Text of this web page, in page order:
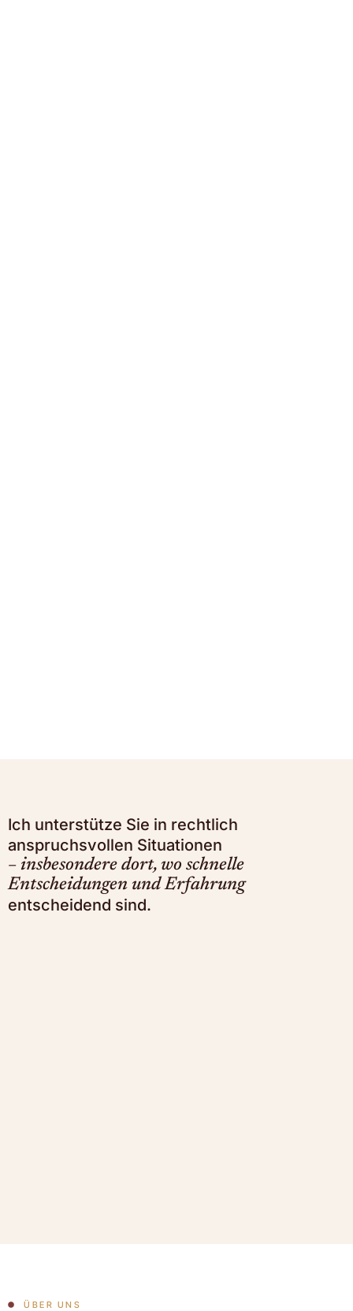
Ich unterstütze Sie in rechtlich
anspruchsvollen Situationen
– insbesondere dort, wo schnelle
Entscheidungen und Erfahrung
entscheidend sind.
ÜBER UNS